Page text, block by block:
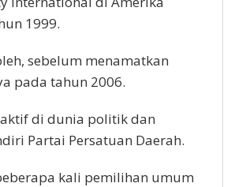
1999.
sebelum menamatkan
pada tahun 2006.
di dunia politik dan
Partai Persatuan Daerah.
kali pemilihan umum